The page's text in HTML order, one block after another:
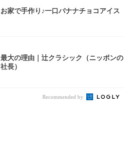
お家で手作り♪一口バナナチョコアイス
最大の理由｜辻クラシック（ニッポンの
社長）
Recommended by